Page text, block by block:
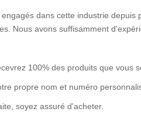
dans cette industrie
Nous avons suffisamment
100% des produits que
propre nom et numéro
soyez assuré d'acheter.